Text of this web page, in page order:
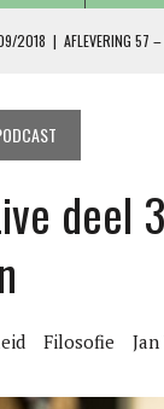
2018 | AFLEVERING 57
59 – OVER
58 – OVER
Filosofie